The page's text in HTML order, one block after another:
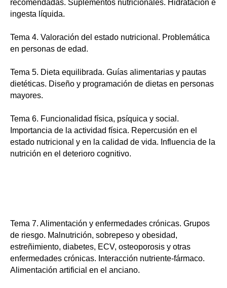
recomendadas. Suplementos nutricionales. Hidratación e
ingesta líquida.
Tema 4. Valoración del estado nutricional. Problemática
en personas de edad.
Tema 5. Dieta equilibrada. Guías alimentarias y pautas
dietéticas. Diseño y programación de dietas en personas
mayores.
Tema 6. Funcionalidad física, psíquica y social.
Importancia de la actividad física. Repercusión en el
estado nutricional y en la calidad de vida. Influencia de la
nutrición en el deterioro cognitivo.
Tema 7. Alimentación y enfermedades crónicas. Grupos
de riesgo. Malnutrición, sobrepeso y obesidad,
estreñimiento, diabetes, ECV, osteoporosis y otras
enfermedades crónicas. Interacción nutriente-fármaco.
Alimentación artificial en el anciano.